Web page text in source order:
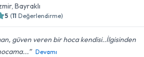
,Bayraklı
5 (11 Değerlendirme)
güven veren bir hoca kendisi..İlgisinden
Devamı